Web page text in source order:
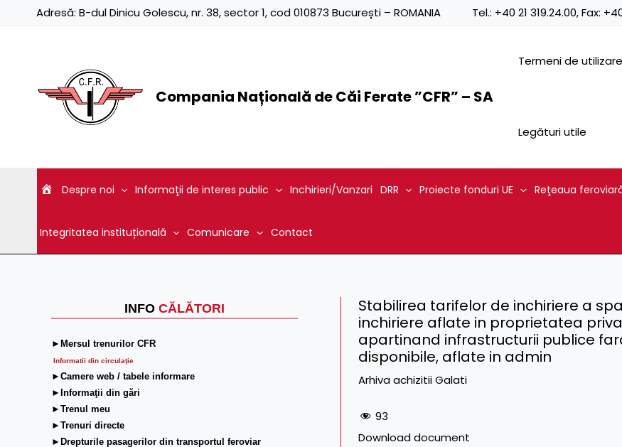
Adresă: B-dul Dinicu Golescu, nr. 38, sector 1, cod 010873 București – ROMANIA Tel.: +40 21 319.24.00, Fax:
Compania Națională de Căi Ferate ”CFR” – SA
Termeni de utilizare
Legături utile
Despre noi Informaţii de interes public Inchirieri/Vanzari DRR Proiecte fonduri UE Reţeaua
Integritatea instituțională Comunicare Contact
INFO CĂLĂTORI
►Mersul trenurilor CFR
Informatii din circulaţie
►Camere web / tabele informare
►Informaţii din gări
►Trenul meu
►Trenuri directe
►Drepturile pasagerilor din transportul feroviar
Stabilirea tarifelor de inchiriere a
inchiriere aflate in proprietatea
apartinand infrastructurii publice
disponibile, aflate in admin
Arhiva achizitii Galati
93
Download document